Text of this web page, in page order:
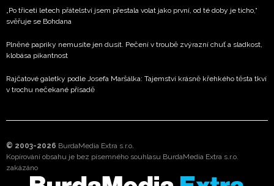
„Po třiceti letech přátelství jsem přestala volat jako první, od té doby je ticho,“
svěřuje se Bohdana
Plněné papriky nemusíte jen dusit. Pečení v troubě zvýrazní chuť a sladkost,
klobása pikantnost
Rajčatové galetky podle Josefa Maršálka: Tajemství krásně křehkého těsta tkví
v trochu nečekané přísadě
© 2003-2026 BurdaMedia Extra s.r.o.
Kopírování obsahu je bez písemného souhlasu BurdaMedia Extra s.r.o.
zakázáno